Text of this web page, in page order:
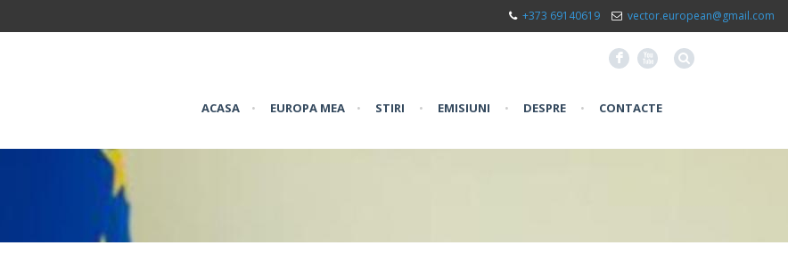
+373 69140619 vector.european@gmail.com
F X
ACASA • EUROPA MEA • STIRI • EMISIUNI • DESPRE • CONTACTE